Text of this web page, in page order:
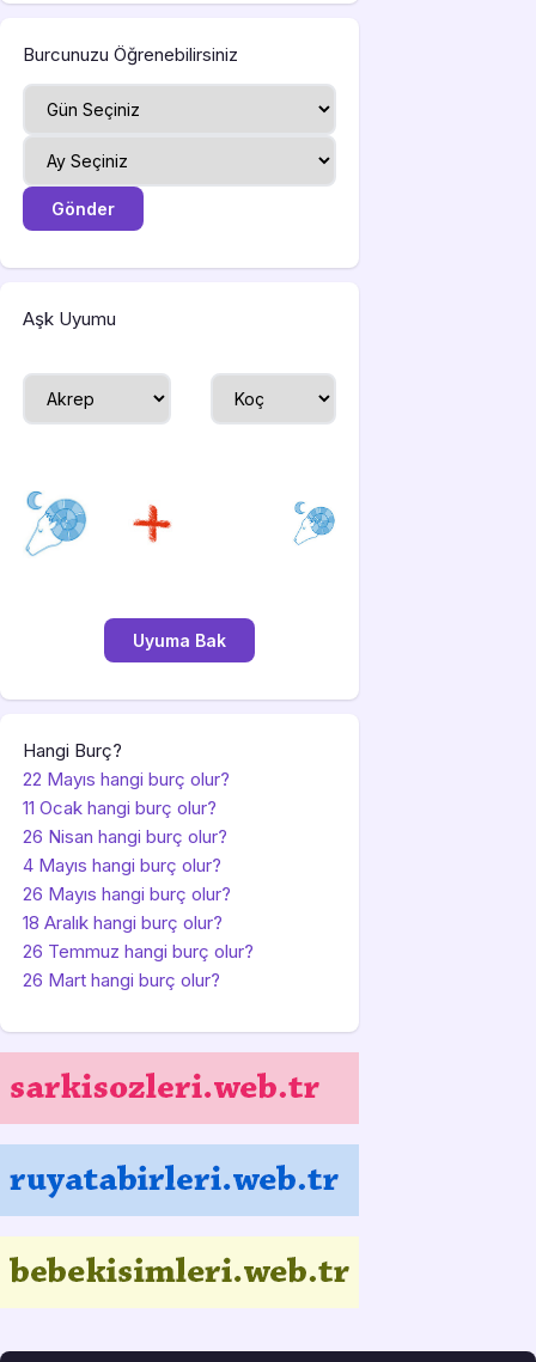
Burcunuzu Öğrenebilirsiniz
Aşk Uyumu
Hangi Burç?
22 Mayıs hangi burç olur?
11 Ocak hangi burç olur?
26 Nisan hangi burç olur?
4 Mayıs hangi burç olur?
26 Mayıs hangi burç olur?
18 Aralık hangi burç olur?
26 Temmuz hangi burç olur?
26 Mart hangi burç olur?